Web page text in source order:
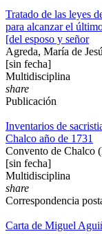
Tratado de las leyes
para alcanzar el
[del esposo y señor
Agreda, María de
[sin fecha]
Multidisciplina
share
Publicación
Inventarios de
Chalco año de 1731
Convento de Chalco
[sin fecha]
Multidisciplina
share
Correspondencia
Carta de Miguel